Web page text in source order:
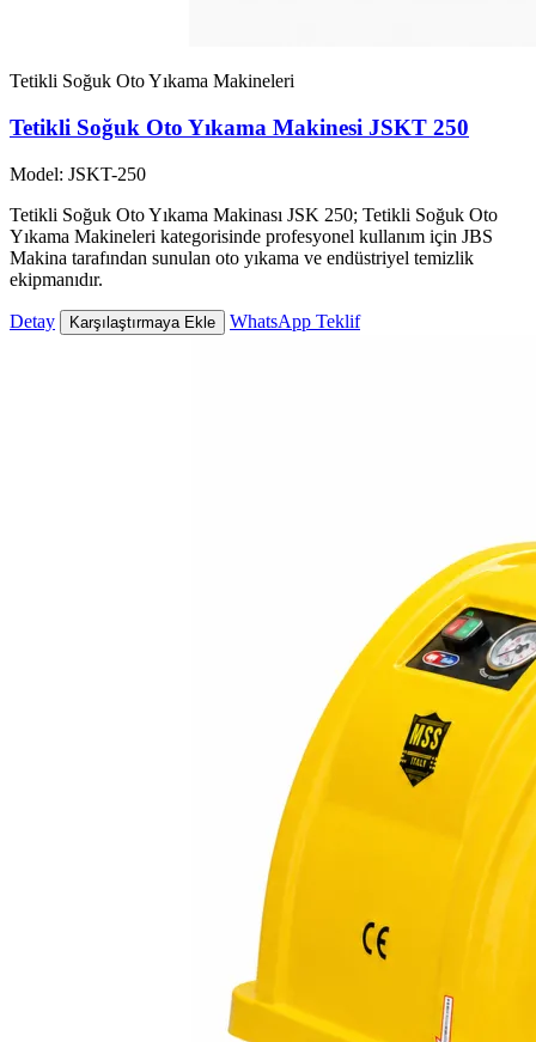
Tetikli Soğuk Oto Yıkama Makineleri
Tetikli Soğuk Oto Yıkama Makinesi JSKT 250
Model: JSKT-250
Tetikli Soğuk Oto Yıkama Makinası JSK 250; Tetikli Soğuk Oto
Yıkama Makineleri kategorisinde profesyonel kullanım için JBS
Makina tarafından sunulan oto yıkama ve endüstriyel temizlik
ekipmanıdır.
Detay Karşılaştırmaya Ekle WhatsApp Teklif